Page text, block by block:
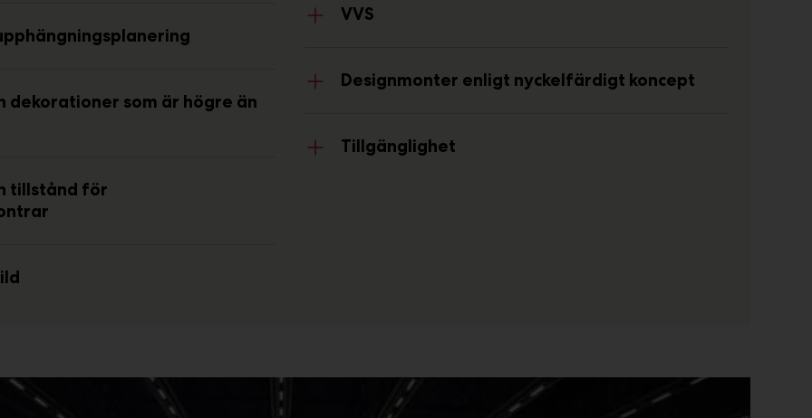
dekorationer som är högre än
tillstånd för
VVS
Designmonter enligt nyckelfärdigt koncept
Tillgänglighet